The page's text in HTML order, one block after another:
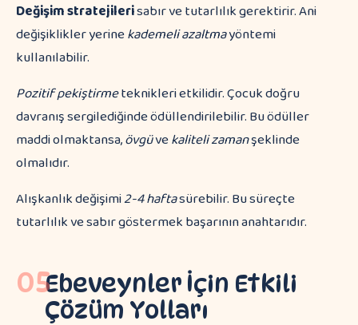
Değişim stratejilerisabır ve tutarlılık gerektirir. Ani
değişiklikler yerinekademeli azaltmayöntemi
kullanılabilir.
Pozitif pekiştirmeteknikleri etkilidir. Çocuk doğru
davranış sergilediğinde ödüllendirilebilir. Bu ödüller
maddi olmaktansa,övgüvekaliteli zamanşeklinde
olmalıdır.
Alışkanlık değişimi2-4 haftasürebilir. Bu süreçte
tutarlılık ve sabır göstermek başarının anahtarıdır.
05Ebeveynler İçin Etkili
Çözüm Yolları